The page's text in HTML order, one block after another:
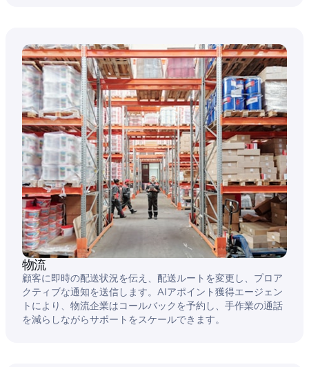
物流
顧客に即時の配送状況を伝え、配送ルートを変更し、プロア
クティブな通知を送信します。AIアポイント獲得エージェン
トにより、物流企業はコールバックを予約し、手作業の通話
を減らしながらサポートをスケールできます。